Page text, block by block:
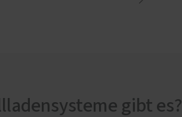
gibt es?